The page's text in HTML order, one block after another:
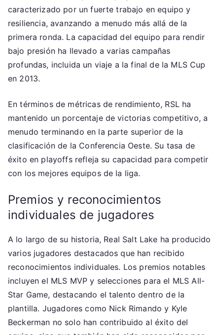
caracterizado por un fuerte trabajo en equipo y
resiliencia, avanzando a menudo más allá de la
primera ronda. La capacidad del equipo para rendir
bajo presión ha llevado a varias campañas
profundas, incluida un viaje a la final de la MLS Cup
en 2013.
En términos de métricas de rendimiento, RSL ha
mantenido un porcentaje de victorias competitivo, a
menudo terminando en la parte superior de la
clasificación de la Conferencia Oeste. Su tasa de
éxito en playoffs refleja su capacidad para competir
con los mejores equipos de la liga.
Premios y reconocimientos
individuales de jugadores
A lo largo de su historia, Real Salt Lake ha producido
varios jugadores destacados que han recibido
reconocimientos individuales. Los premios notables
incluyen el MLS MVP y selecciones para el MLS All-
Star Game, destacando el talento dentro de la
plantilla. Jugadores como Nick Rimando y Kyle
Beckerman no solo han contribuido al éxito del